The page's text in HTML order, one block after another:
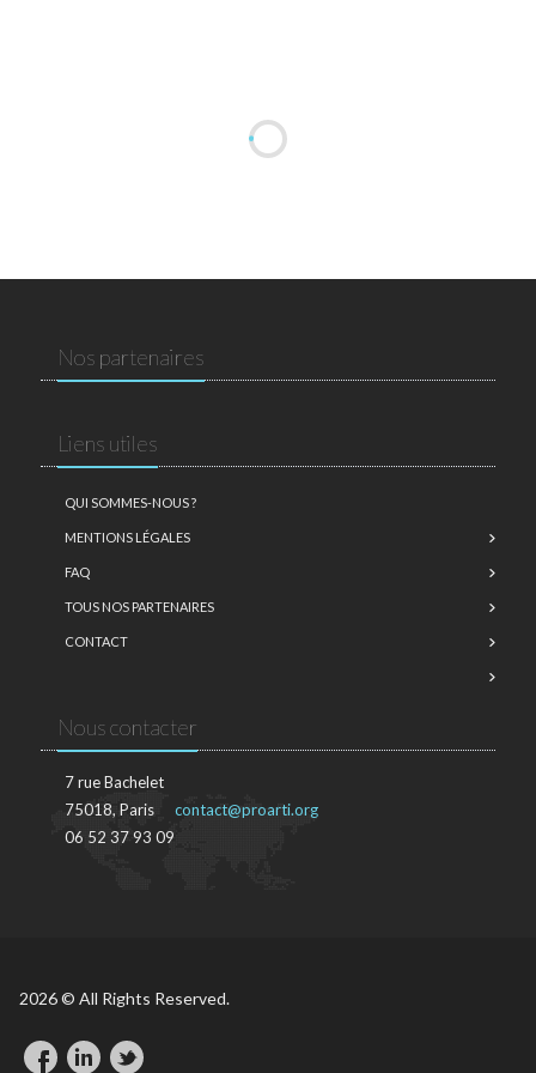
Nos partenaires
Liens utiles
QUI SOMMES-NOUS ?
MENTIONS LÉGALES
FAQ
TOUS NOS PARTENAIRES
CONTACT
Nous contacter
7 rue Bachelet
75018, Paris
06 52 37 93 09
contact@proarti.org
2026 © All Rights Reserved.